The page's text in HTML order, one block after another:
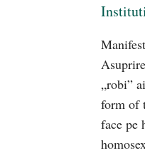
„robi”
form of
face pe